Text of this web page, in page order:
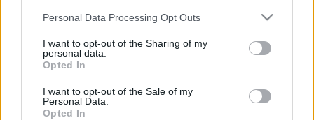
Please note that this website/app uses one or more Google
not limited to your visit or usage behaviour. You may click to
grant or deny consent to Google and its third-party tags to
use your data for below specified purposes in below Google
consent section.
Personal Data Processing Opt Outs
I want to opt-out of the Sharing of my
personal data.
Opted In
I want to opt-out of the Sale of my
Personal Data.
Opted In
nyújtja be a Pénzügyminisztérium a parlamentnek. Orbán
lépcsőben megemelik a gyermekek után járó
adókedvezményt. Igaz, ezt ahhoz a feltételhez kötötte, ha
a háborúnak vége lesz. A Híradónak nyilatkozó
adószakértő szerint indokolt lenne az emelés.